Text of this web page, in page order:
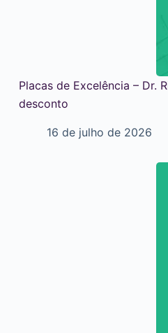
Placas de Excelência – Dr.
desconto
16 de julho de 2026